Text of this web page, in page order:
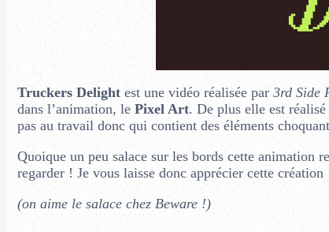
Truckers Delightest une vidéo réalisée par 3rd Side
dans l’animation, le Pixel Art. De plus elle est
pas au travail donc qui contient des éléments
Quoique un peu salace sur les bords cette animation
regarder ! Je vous laisse donc apprécier cette création
(on aime le salace chez Beware !)